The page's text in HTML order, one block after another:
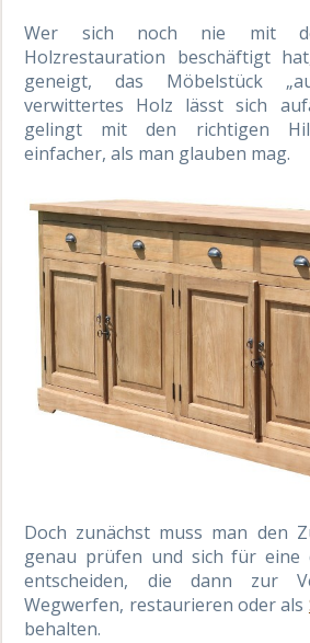
Wer sich noch nie mit
Holzrestauration beschäftigt
geneigt, das Möbelstück
verwittertes Holz lässt sich
gelingt mit den richtigen
einfacher, als man glauben mag.
Doch zunächst muss man den
genau prüfen und sich für eine
entscheiden, die dann zur
Wegwerfen, restaurieren oder als
behalten.